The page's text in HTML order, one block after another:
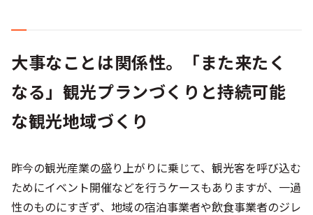
大事なことは関係性。「また来たく
なる」観光プランづくりと持続可能
な観光地域づくり
昨今の観光産業の盛り上がりに乗じて、観光客を呼び込む
ためにイベント開催などを行うケースもありますが、一過
性のものにすぎず、地域の宿泊事業者や飲食事業者のジレ